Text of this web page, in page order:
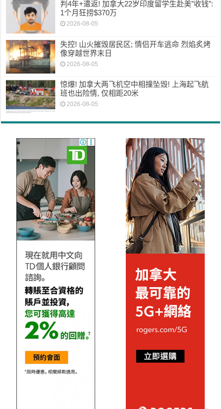
判4年+遣返! 加拿大22岁印度留学生赴美”收钱”:
1个月狂捞$370万
2026-08-05
失控! 山火摧毁居民区; 情侣开车逃命 烈焰炙烤
像穿越世界末日
2026-08-05
惊爆! 加拿大两飞机空中相撞坠毁! 上海起飞航
班也出险情, 仅相距20米
2026-08-05